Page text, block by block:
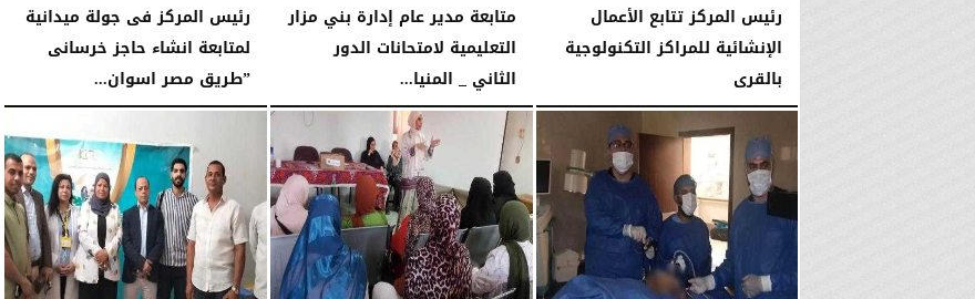
رئيس المركز تتابع الأعمال
الإنشائية للمراكز التكنولوجية
بالقرى
السبت، 18 يوليو 2026 05:47 مـ
متابعة مدير عام إدارة بني مزار
التعليمية لامتحانات الدور
الثاني _ المنيا...
السبت، 18 يوليو 2026 02:00 مـ
رئيس المركز فى جولة ميدانية
لمتابعة انشاء حاجز خرسانى
”طريق مصر اسوان...
الجمعة، 17 يوليو 2026 11:29 صـ